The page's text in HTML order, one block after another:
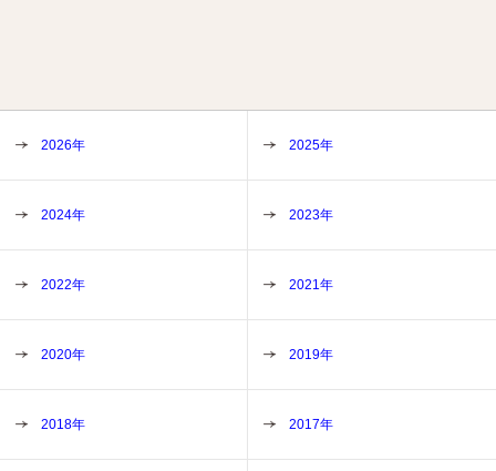
2026年 2025年
2024年 2023年
2022年 2021年
2020年 2019年
2018年 2017年